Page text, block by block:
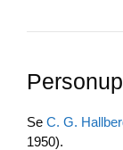
t
ail
Se C. G.
1950).